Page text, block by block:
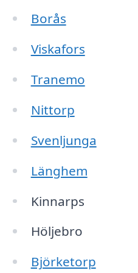
Borås
Viskafors
Tranemo
Nittorp
Svenljunga
Länghem
Kinnarps
Höljebro
Björketorp